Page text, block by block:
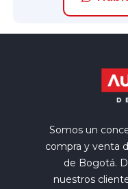
Somos un
compra y venta
de Bogotá.
nuestros